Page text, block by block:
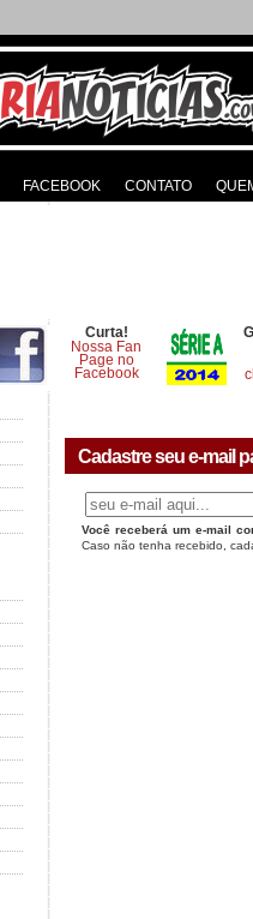
FACEBOOK CONTATO
Curta!
Nossa Fan
Page no
Facebook
Cadastre seu e-mail
Você receberá um e-mail
Caso não tenha recebido,